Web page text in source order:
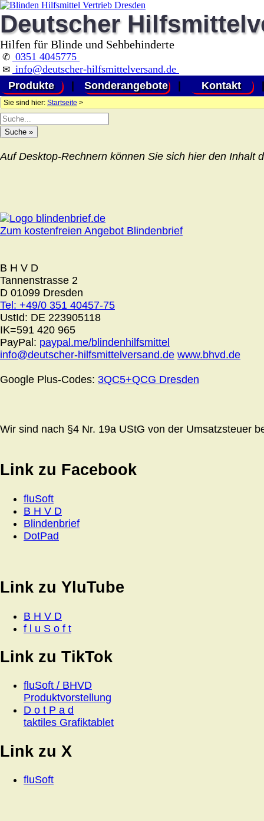
Deutscher
Hilfen für Blinde und Sehbehinderte
✆ 0351 4045775
✉ info@deutscher-hilfsmittelversand.de
Produkte
Sonderangebote Kontakt
Sie sind hier: Startseite >
Auf Desktop-Rechnern können Sie sich hier den Inhalt
Zum kostenfreien Angebot Blindenbrief
B H V D
Tannenstrasse 2
D 01099 Dresden
Tel: +49/0 351 40457-75
UstId: DE 223905118
IK=591 420 965
PayPal: paypal.me/blindenhilfsmittel
info@deutscher-hilfsmittelversand.de www.bhvd.de
Google Plus-Codes: 3QC5+QCG Dresden
Wir sind nach §4 Nr. 19a UStG von der Umsatzsteuer
Link zu Facebook
fluSoft
B H V D
Blindenbrief
DotPad
Link zu YluTube
B H V D
f l u S o f t
Link zu TikTok
fluSoft / BHVD
Produktvorstellung
D o t P a d
taktiles Grafiktablet
Link zu X
fluSoft